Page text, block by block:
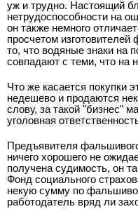
уж и трудно. Настоящий
нетрудоспособности на
он также немного
просчетом
то, что водяные знаки на
совпадают с теми, что на
Что же касается покупки
недешево и продаются
слову, за такой "бизнес"
уголовная
Предъявителя
ничего хорошего не
получена судимость, он
Фонд социального
некую сумму по
работодатель вряд ли